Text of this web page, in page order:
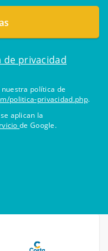
de privacidad
política de
politica-privacidad.php.
aplican la
de Google.